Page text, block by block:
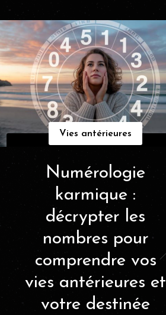
Vies antérieures
Numérologie
karmique :
décrypter les
nombres pour
comprendre vos
vies antérieures et
votre destinée